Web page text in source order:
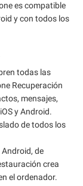
es compatible
y con todos los
todas las
Recuperación
mensajes,
y Android.
de todos los
de
crea
el ordenador.